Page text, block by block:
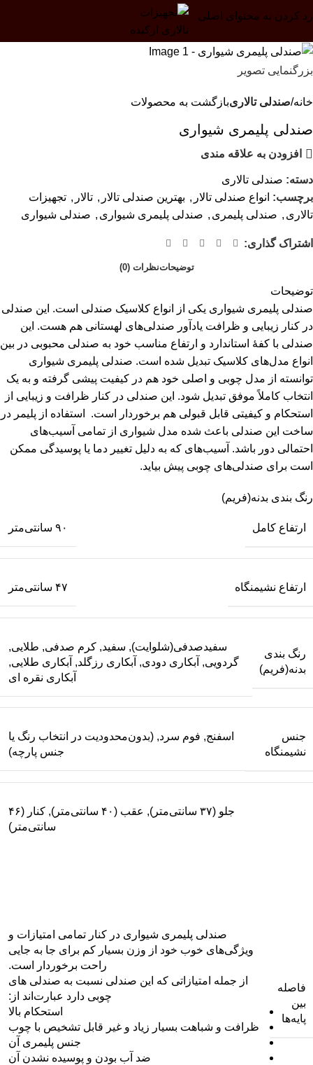
رد کردن به محتوای اصلی
بزرگنمایی تصویر
خانه صندلی تالاریبازگشت به محصولات
صندلی پلیمری شیواری
افزودن به علاقه مندی
دسته: صندلی تالاری
برچسب: انواع صندلی تالار , بهترین صندلی تالار , تالار , تجهیزات
تالاری , صندلی پلیمری , صندلی پلیمری شیواری , صندلی شیواری
اشتراک گذاری:
توضیحاتنظرات (0)
توضیحات
صندلی پلیمری شیواری یکی از انواع کلاسیک صندلی است. این صندلی
در کنار زیبایی و ظرافت یادآور صندلی‌های لهستانی هم هست. این
صندلی با کفۀ استاندارد و ارتفاع مناسب خود به صندلی محبوبی در بین
انواع مدل‌های کلاسیک تبدیل شده است. صندلی پلیمری شیواری
توانسته از مدل چوبی و اصلی خود هم در کیفیت پیشی گرفته و به یک
انتخاب کاملاً موفق تبدیل شود. این صندلی در کنار ظرافت و زیبایی از
استحکام و کیفیتی قابل قبولی هم برخوردار است. استفاده از پلیمر در
ساخت این صندلی باعث شده مدل شیواری از تمامی آسیب‌های
احتمالی دور باشد. آسیب‌های که به دلیل تغییر دما یا پوسیدگی ممکن
است برای صندلی‌های چوبی پیش بیاید.
رنگ بندی بدنه(فریم)
ارتفاع کامل ۹۰ سانتی‌متر
ارتفاع نشیمنگاه ۴۷ سانتی‌متر
رنگ بندی
بدنه(فریم)
سفیدصدفی(شلوایت), سفید, کرم صدفی, طلایی,
گردویی, آبکاری دودی, آبکاری رزگلد, آبکاری طلایی,
آبکاری نقره ای
جنس
نشیمنگاه
اسفنج, فوم سرد, (بدون‌محدودیت در انتخاب رنگ یا
جنس پارچه)
فاصله
بین
پایه‌ها
جلو (۳۷ سانتی‌متر), عقب (۴۰ سانتی‌متر), کنار (۴۶
سانتی‌متر)
صندلی پلیمری شیواری در کنار تمامی امتیازات و
ویژگی‌های خوب خود از وزن بسیار کم برای جا به جایی
راحت برخوردار است.
از جمله امتیازاتی که این صندلی نسبت به صندلی های
چوبی دارد عبارت‌اند از:
استحکام بالا
ظرافت و شباهت بسیار زیاد و غیر قابل تشخیص با چوب
جنس پلیمری آن
ضد آب بودن و پوسیده نشدن آن